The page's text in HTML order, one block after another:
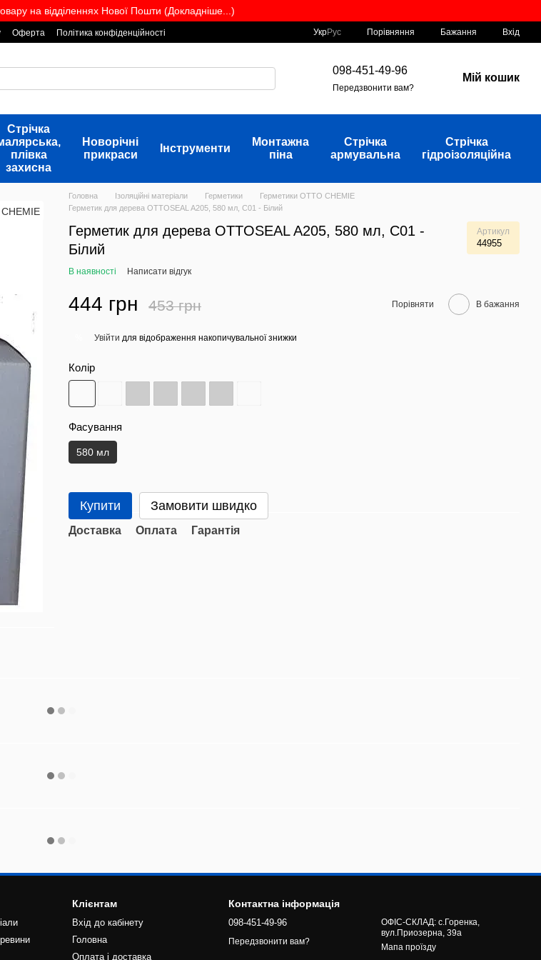
на відділеннях Нової Пошти (Докладніше...)
Оферта Політика конфіденційності УкрРус Порівняння Бажання Вхід
098-451-49-96
Передзвонити вам?
Мій кошик
Стрічка
плівка
захисна
Новорічні
прикраси
Інструменти
Монтажна
піна
Стрічка
армувальна
Стрічка
гідроізоляційна
Головна Ізоляційні матеріали Герметики
Герметики OTTO CHEMIE
Герметик для дерева OTTOSEAL A205, 580 мл, С01 - Білий
Герметик для дерева OTTOSEAL A205, 580 мл, С01 -
Білий
Артикул
44955
В наявності Написати відгук
444 грн 453 грн Порівняти В бажання
Увійти для відображення накопичувальної знижки
Колір
Фасування
580 мл
Купити Замовити швидко
Доставка Оплата Гарантія
Клієнтам
Вхід до кабінету
Головна
Оплата і доставка
Контактна інформація
098-451-49-96
Передзвонити вам?
ОФІС-СКЛАД: с.Горенка,
вул.Приозерна, 39а
Мапа проїзду